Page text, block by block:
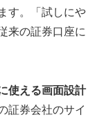
す。「試しにや
来の証券口座に
使える画面設計
証券会社のサイ